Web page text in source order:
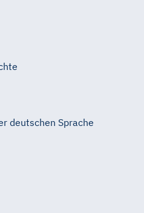
deutschen Sprache